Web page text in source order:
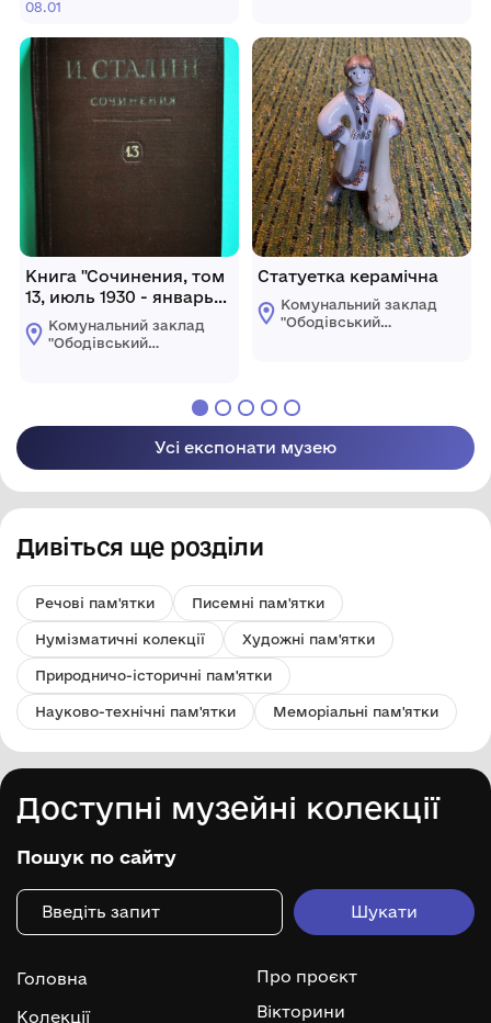
сільської ради
08.01
Книга "Сочинения, том
13, июль 1930 - январь
1934". Державне
видавництво
Комунальний заклад
"Ободівський
сільської ради
Статуетка керамічна
Комунальний заклад
"Ободівський
Усі експонати музею
Дивіться ще розділи
Речові пам'ятки Писемні пам'ятки
Нумізматичні колекції Художні пам'ятки
Природничо-історичні пам'ятки
Науково-технічні пам'ятки Меморіальні пам'ятки
Доступні музейні колекції
Пошук по сайту
Головна
Колекції
Про проєкт
Вікторини